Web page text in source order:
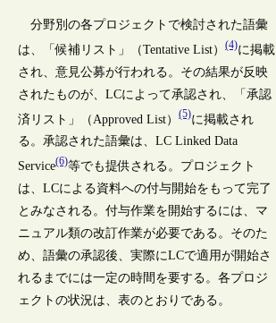
分野別の各プロジェクトで検討された語彙
は、「候補リスト」（Tentative List）(4)に掲載
され、意見公募が行われる。その結果が反映
されたものが、LCによって承認され、「承認
済リスト」（Approved List）(5)に掲載され
る。承認された語彙は、LC Linked Data
Service(6)等でも提供される。プロジェクト
は、LCによる資料への付与開始をもって完了
とみなされる。付与作業を開始するには、マ
ニュアル類の改訂作業が必要である。そのた
め、語彙の承認後、実際にLCで適用が開始さ
れるまでには一定の時間を要する。各プロジ
ェクトの状況は、表のとおりである。